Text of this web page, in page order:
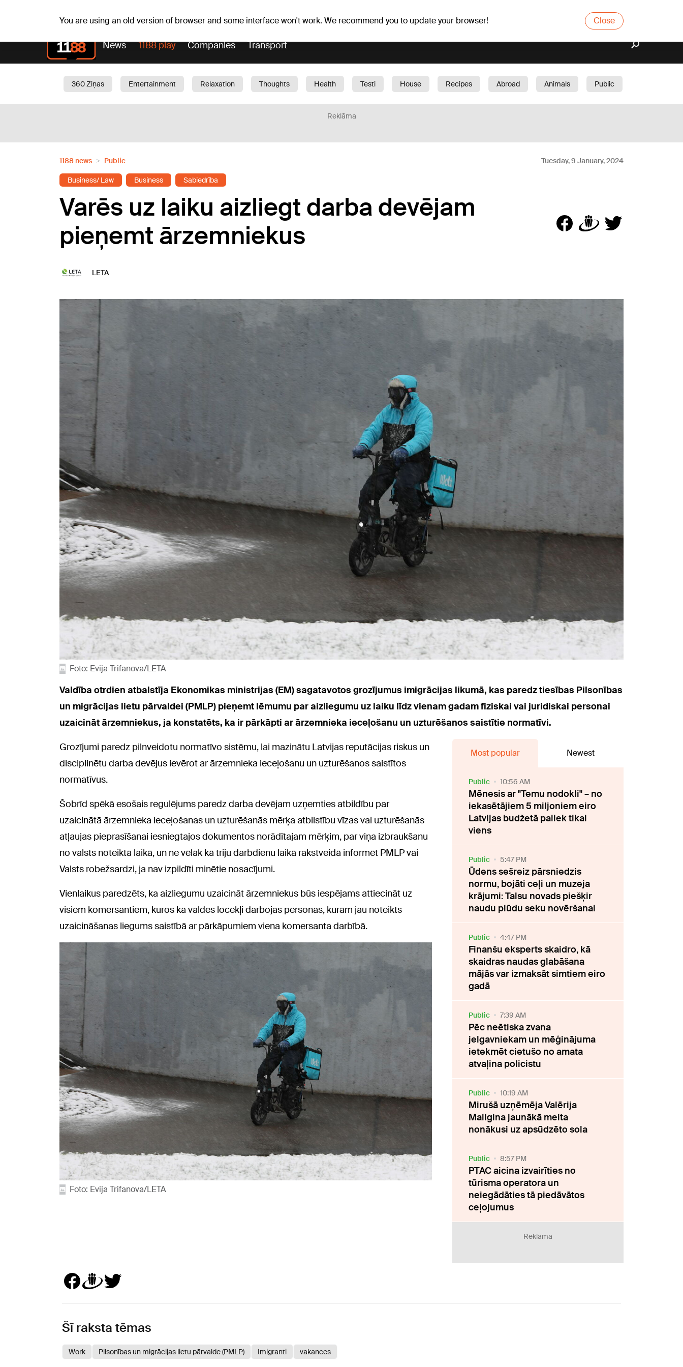
You are using an old version of browser and some interface won't work. We recommend you to update your browser! Close
News 1188 play Companies Transport
360 Ziņas Entertainment Relaxation Thoughts Health Testi House Recipes Abroad Animals
Public
Reklāma
1188 news Public Tuesday, 9 January, 2024
Business/ Law Business Sabiedrība
Varēs uz laiku aizliegt darba devējam
pieņemt ārzemniekus
LETA
Foto: Evija Trifanova/LETA
Valdība otrdien atbalstīja Ekonomikas ministrijas (EM) sagatavotos grozījumus imigrācijas likumā, kas paredz tiesības Pilsonības
un migrācijas lietu pārvaldei (PMLP) pieņemt lēmumu par aizliegumu uz laiku līdz vienam gadam fiziskai vai juridiskai personai
uzaicināt ārzemniekus, ja konstatēts, ka ir pārkāpti ar ārzemnieka ieceļošanu un uzturēšanos saistītie normatīvi.
Grozījumi paredz pilnveidotu normatīvo sistēmu, lai mazinātu Latvijas reputācijas riskus un
disciplinētu darba devējus ievērot ar ārzemnieka ieceļošanu un uzturēšanos saistītos
normatīvus.
Šobrīd spēkā esošais regulējums paredz darba devējam uzņemties atbildību par
uzaicinātā ārzemnieka ieceļošanas un uzturēšanās mērķa atbilstību vīzas vai uzturēšanās
atļaujas pieprasīšanai iesniegtajos dokumentos norādītajam mērķim, par viņa izbraukšanu
no valsts noteiktā laikā, un ne vēlāk kā triju darbdienu laikā rakstveidā informēt PMLP vai
Valsts robežsardzi, ja nav izpildīti minētie nosacījumi.
Vienlaikus paredzēts, ka aizliegumu uzaicināt ārzemniekus būs iespējams attiecināt uz
visiem komersantiem, kuros kā valdes locekļi darbojas personas, kurām jau noteikts
uzaicināšanas liegums saistībā ar pārkāpumiem viena komersanta darbībā.
Foto: Evija Trifanova/LETA
Most popular Newest
Public 10:56 AM
Mēnesis ar "Temu nodokli" – no
iekasētājiem 5 miljoniem eiro
Latvijas budžetā paliek tikai
viens
Public 5:47 PM
Ūdens sešreiz pārsniedzis
normu, bojāti ceļi un muzeja
krājumi: Talsu novads piešķir
naudu plūdu seku novēršanai
Public 4:47 PM
Finanšu eksperts skaidro, kā
skaidras naudas glabāšana
mājās var izmaksāt simtiem eiro
gadā
Public 7:39 AM
Pēc neētiska zvana
jelgavniekam un mēģinājuma
ietekmēt cietušo no amata
atvaļina policistu
Public 10:19 AM
Mirušā uzņēmēja Valērija
Maligina jaunākā meita
nonākusi uz apsūdzēto sola
Public 8:57 PM
PTAC aicina izvairīties no
tūrisma operatora un
neiegādāties tā piedāvātos
ceļojumus
Reklāma
Šī raksta tēmas
Work Pilsonības un migrācijas lietu pārvalde (PMLP) Imigranti vakances